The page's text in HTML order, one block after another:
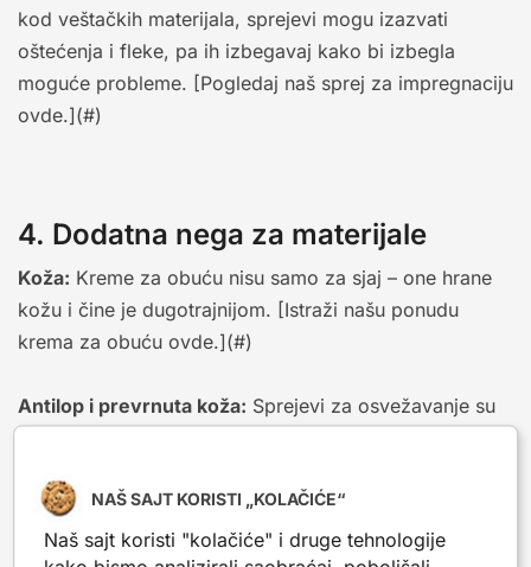
kod veštačkih materijala, sprejevi mogu izazvati
oštećenja i fleke, pa ih izbegavaj kako bi izbegla
moguće probleme. [Pogledaj naš sprej za impregnaciju
ovde.](#)
4. Dodatna nega za materijale
Koža: Kreme za obuću nisu samo za sjaj – one hrane
kožu i čine je dugotrajnijom. [Istraži našu ponudu
krema za obuću ovde.](#)
Antilop i prevrnuta koža: Sprejevi za osvežavanje su
Lakovana koža:Mekana krpa i proizvodi za sjaj su
NAŠ SAJT KORISTI „KOLAČIĆE“
Naš sajt koristi "kolačiće" i druge tehnologije